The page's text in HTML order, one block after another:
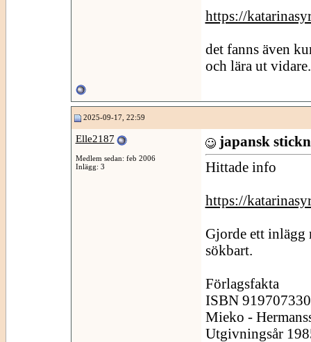
https://
det fanns även
och lära ut vidare.
2025-09-17, 22:59
Elle2187
Medlem sedan: feb 2006
Inlägg: 3
japansk
Hittade info
https://
Gjorde ett inlägg
sökbart.
Förlagsfakta
ISBN
Mieko -
Utgivningsår